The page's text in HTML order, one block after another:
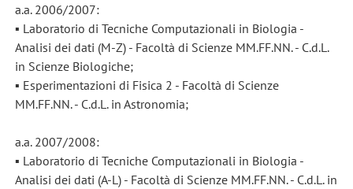
a.a. 2006/2007:
▪ Laboratorio di Tecniche Computazionali in Biologia -
Analisi dei dati (M-Z) - Facoltà di Scienze MM.FF.NN. - C.d.L.
in Scienze Biologiche;
▪ Esperimentazioni di Fisica 2 - Facoltà di Scienze
MM.FF.NN. - C.d.L. in Astronomia;
a.a. 2007/2008:
▪ Laboratorio di Tecniche Computazionali in Biologia -
Analisi dei dati (A-L) - Facoltà di Scienze MM.FF.NN. - C.d.L. in